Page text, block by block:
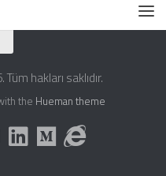
hakları saklıdır.
the Hueman theme